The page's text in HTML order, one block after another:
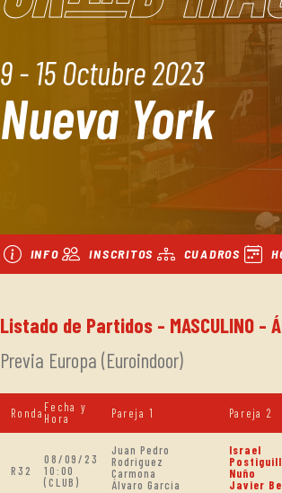
9 - 15 Octubre 2023
Nueva York
INFO INSCRITOS CUADROS
Listado de Partidos - MASCULINO -
Previa Europa (Euroindoor)
Ronda Fecha y
Hora
Pareja 1 Pareja 2
R32
08/09/23
10:00
(CLUB)
Juan Pedro
Rodriguez
Carmona
Álvaro Garcia
Israel
Nuño
Javier